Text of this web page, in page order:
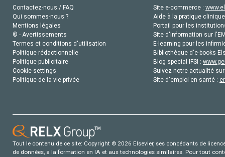
Contactez-nous / FAQ
Qui sommes-nous ?
Mentions légales
© - Avertissements
Termes et conditions d'utilisation
Politique rédactionnelle
Politique publicitaire
Cookie settings
Politique de la vie privée
Site e-commerce :
Aide à la pratique
Portail pour les
Site d'information sur
E-learning pour les
Bibliothèque d'e-books
Blog special IFSI :
Suivez notre actualité
Site d'emploi en santé :
Tout le contenu de ce site: Copyright © 2026 Elsevier, ses concédants de
de données, a la formation en IA et aux technologies similaires. Pour tout